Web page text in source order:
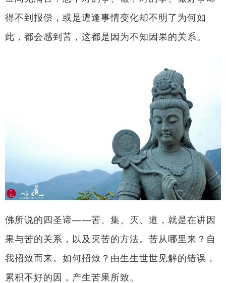
得不到报偿，或是遭逢事情变化却不明了为何如
此，都会感到苦，这都是因为不知因果的关系。
佛所说的四圣谛——苦、集、灭、道，就是在讲因
果与苦的关系，以及灭苦的方法。苦从哪里来？自
我招致而来。如何招致？由生生世世见解的错误，
累积不好的因，产生苦果所致。